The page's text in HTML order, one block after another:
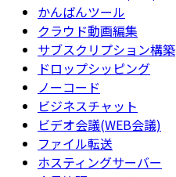
かんばんツール
クラウド動画編集
サブスクリプション構築
ドロップシッピング
ノーコード
ビジネスチャット
ビデオ会議(WEB会議)
ファイル転送
ホスティングサーバー